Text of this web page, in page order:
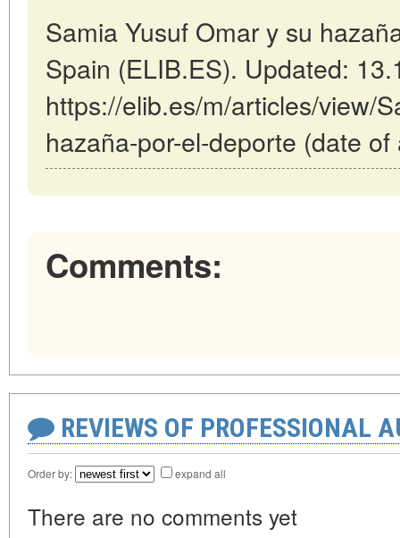
Samia Yusuf Omar y su
Spain (ELIB.ES). Updated:
https://elib.es/m/articles/view/
hazaña-por-el-deporte (date
Comments:
REVIEWS OF PROFESSIONAL
Order by: expand all
There are no comments yet